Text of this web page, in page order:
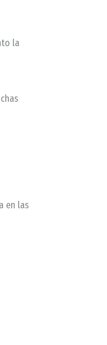
la
en las